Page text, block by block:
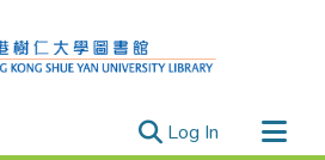
Log In (current)